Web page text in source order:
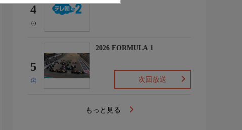
4
(-)
2026
5
(2)
2026 FORMULA 1
次回放送
もっと見る